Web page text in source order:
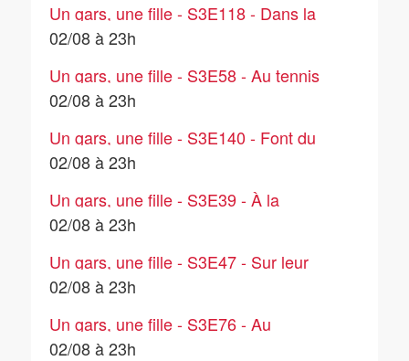
Un gars, une fille - S3E118 - Dans la
salle de bain (10)
02/08 à 23h
Un gars, une fille - S3E58 - Au tennis
avec Jeannette et Roger
02/08 à 23h
Un gars, une fille - S3E140 - Font du
jardinage (2)
02/08 à 23h
Un gars, une fille - S3E39 - À la
manifestation
02/08 à 23h
Un gars, une fille - S3E47 - Sur leur
terrasse (1)
02/08 à 23h
Un gars, une fille - S3E76 - Au
supermarché (3)
02/08 à 23h